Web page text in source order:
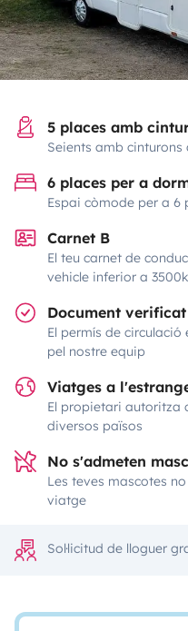
5 places amb
Seients amb cinturons
6 places per a
Espai còmode per a 6
Carnet B
El teu carnet de
vehicle inferior a
Document verificat
El permís de
pel nostre equip
Viatges a
El propietari autoritza
diversos països
No s'admeten
Les teves mascotes
viatge
Sol·licitud de lloguer